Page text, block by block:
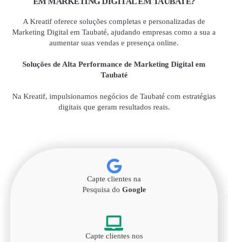
A Kreatif oferece soluções completas e personalizadas de
Marketing Digital em Taubaté, ajudando empresas como a sua a
aumentar suas vendas e presença online.
Soluções de Alta Performance de Marketing Digital em
Taubaté
Na Kreatif, impulsionamos negócios de Taubaté com estratégias
digitais que geram resultados reais.
Capte clientes na
Pesquisa do Google
Capte clientes nos